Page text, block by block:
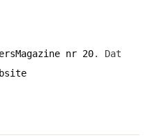
nr 20. Dat